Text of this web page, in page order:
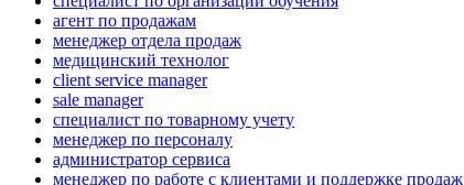
агент по продажам
менеджер отдела продаж
медицинский технолог
client service manager
sale manager
специалист по товарному учету
менеджер по персоналу
администратор сервиса
менеджер по работе с клиентами и поддержке продаж